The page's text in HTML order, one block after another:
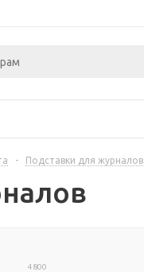
- Подставки для журналов
4800